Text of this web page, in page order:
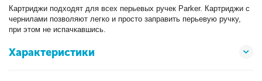
Картриджи подходят для всех перьевых ручек Parker. Картриджи с
чернилами позволяют легко и просто заправить перьевую ручку,
при этом не испачкавшись.
Характеристики